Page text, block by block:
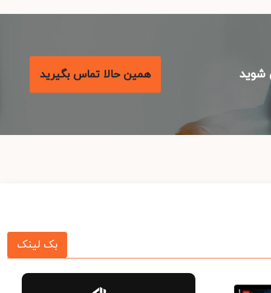
همین حالا تماس بگیرید
بک لینک